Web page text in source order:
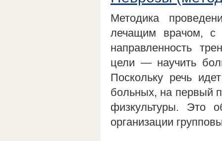
Методика
лечащим врачом, с
направленность
цели — научить
Поскольку речь
больных, на первый
физкультуры. Это
организации